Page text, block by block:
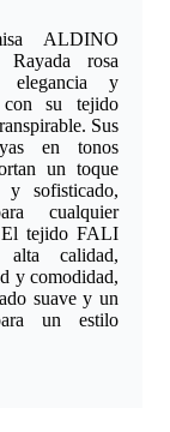
ALDINO
Rayada rosa
elegancia y
con su tejido
Sus
en tonos
un toque
y sofisticado,
cualquier
El tejido FALI
calidad,
y comodidad,
suave y un
un estilo